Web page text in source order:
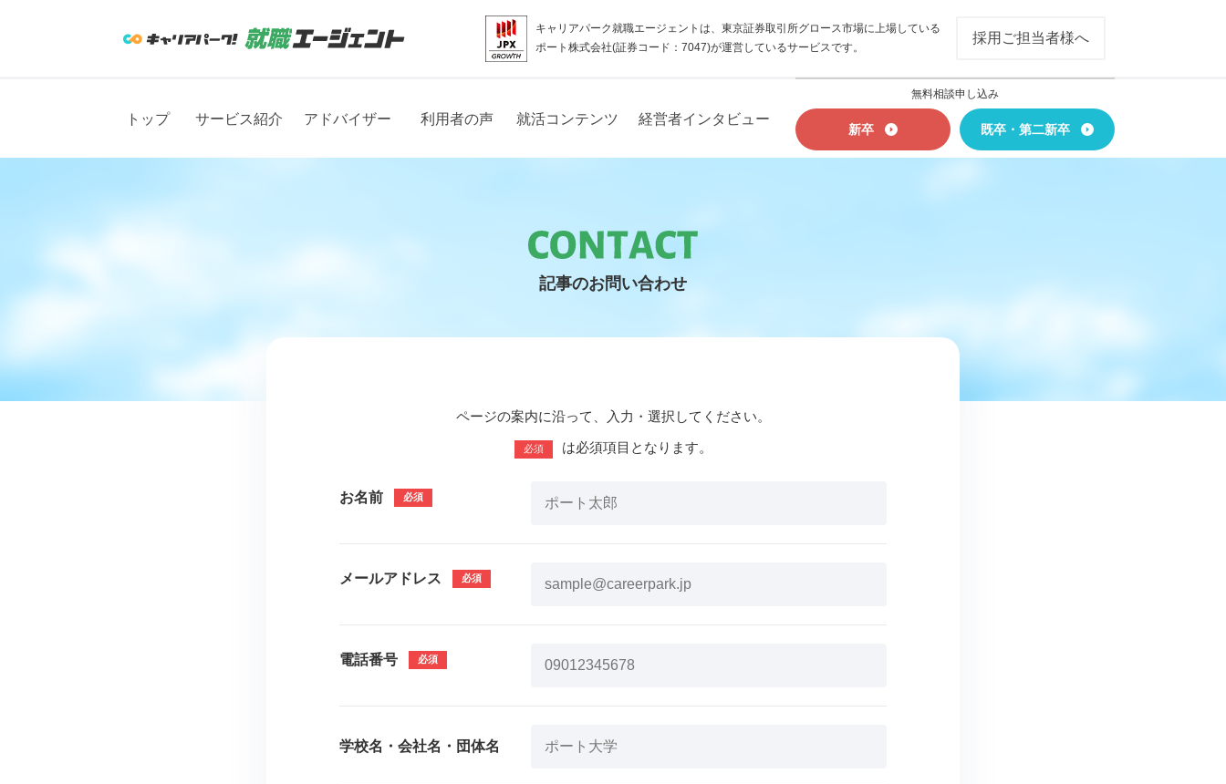
キャリアパーク就職エージェントは、東京証券取引所グロース市場に上場している
ポート株式会社(証券コード：7047)が運営しているサービスです。
採用ご担当者様へ
トップ サービス紹介 アドバイザー 利用者の声 就活コンテンツ 経営者インタビュー
無料相談申し込み
新卒 既卒・第二新卒
記事のお問い合わせ
ページの案内に沿って、入力・選択してください。
必須 は必須項目となります。
お名前
メールアドレス
電話番号
学校名・会社名・団体名